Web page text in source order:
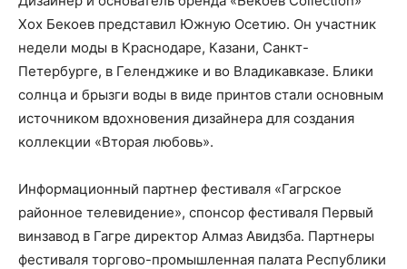
Хох Бекоев представил Южную Осетию. Он участник
недели моды в Краснодаре, Казани, Санкт-
Петербурге, в Геленджике и во Владикавказе. Блики
солнца и брызги воды в виде принтов стали основным
источником вдохновения дизайнера для создания
коллекции «Вторая любовь».
Информационный партнер фестиваля «Гагрское
районное телевидение», спонсор фестиваля Первый
винзавод в Гагре директор Алмаз Авидзба. Партнеры
фестиваля торгово-промышленная палата Республики